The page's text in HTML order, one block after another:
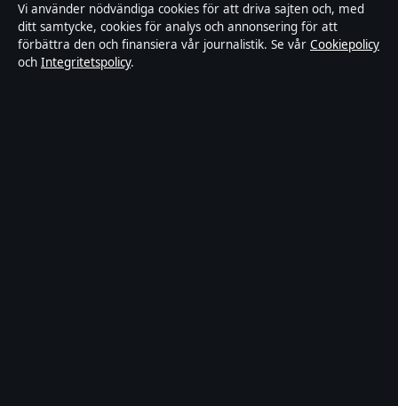
Kändisar & integritet
Om Samtidsmagasinet i korthet
Vi använder nödvändiga cookies för att driva sajten och, med
ditt samtycke, cookies för analys och annonsering för att
förbättra den och finansiera vår journalistik. Se vår Cookiepolicy
och Integritetspolicy.